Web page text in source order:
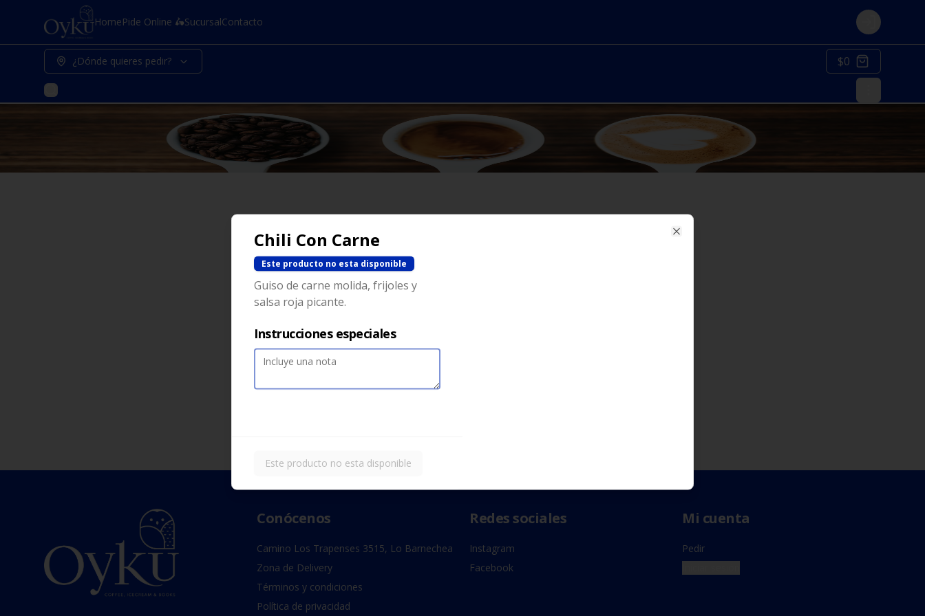
HomePide Online 🛵SucursalContacto Login
¿Dónde quieres pedir? $0
No hay productos en el menú
Conócenos
Camino Los Trapenses 3515, Lo Barnechea
Zona de Delivery
Términos y condiciones
Política de privacidad
Redes sociales
Instagram
Facebook
Mi cuenta
Pedir
Chili Con Carne
Este producto no esta disponible
Guiso de carne molida, frijoles y
salsa roja picante.
Instrucciones especiales
Este producto no esta disponible